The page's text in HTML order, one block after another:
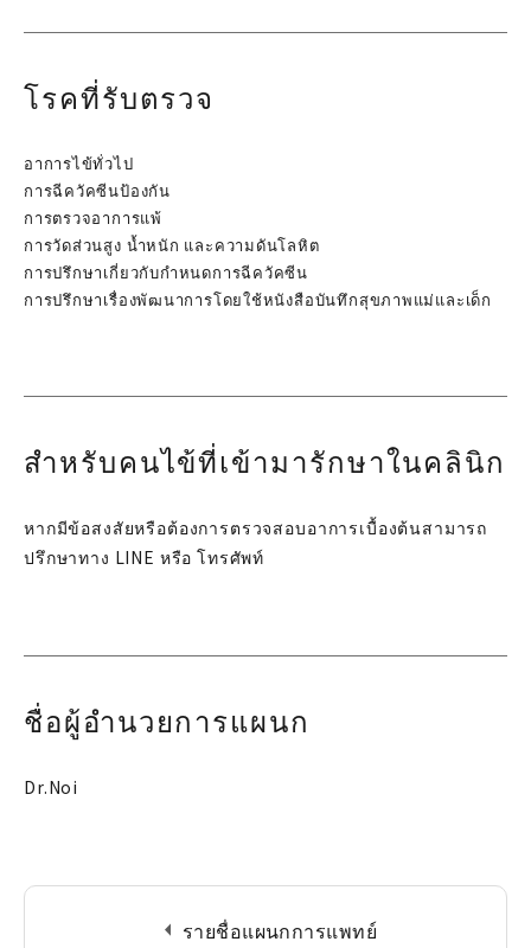
โรคที่รับตรวจ
อาการไข้ทั่วไป
การฉีควัคซีนป้องกัน
การตรวจอาการแพ้
การวัดส่วนสูง น้ำหนัก และความดันโลหิต
การปรึกษาเกี่ยวกับกำหนดการฉีควัคซีน
การปรึกษาเรื่องพัฒนาการโดยใช้หนังสือบันทึกสุขภาพแม่และเด็ก
สำหรับคนไข้ที่เข้ามารักษาในคลินิก
หากมีข้อสงสัยหรือต้องการตรวจสอบอาการเบื้องต้นสามารถ
ปรึกษาทาง LINE หรือ โทรศัพท์
ชื่อผู้อำนวยการแผนก
Dr.Noi
arrow_left รายชื่อแผนกการแพทย์